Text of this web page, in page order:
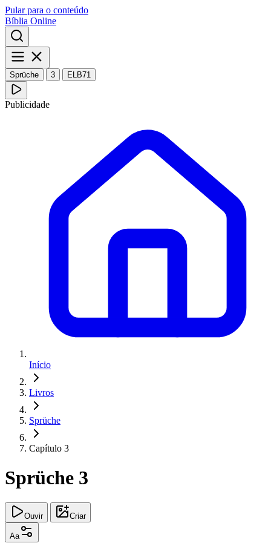
Pular para o conteúdo
Bíblia Online
Sprüche 3 ELB71
Publicidade
Início
Livros
Sprüche
Capítulo 3
Sprüche 3
Ouvir Criar
Aa